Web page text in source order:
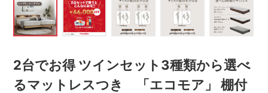
2台でお得 ツインセット3種類から選べ
るマットレスつき 「エコモア」 棚付